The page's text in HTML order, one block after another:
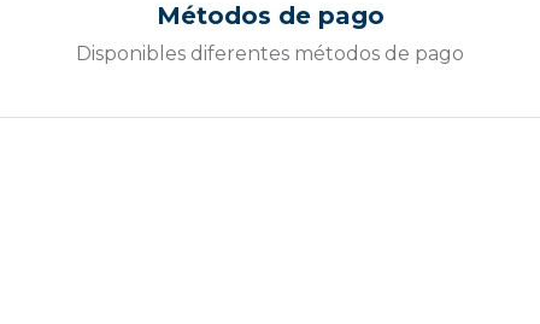
Métodos de pago
Disponibles diferentes métodos de pago